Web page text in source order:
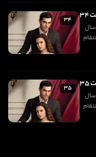
سال
۳۴
سال
۳۵